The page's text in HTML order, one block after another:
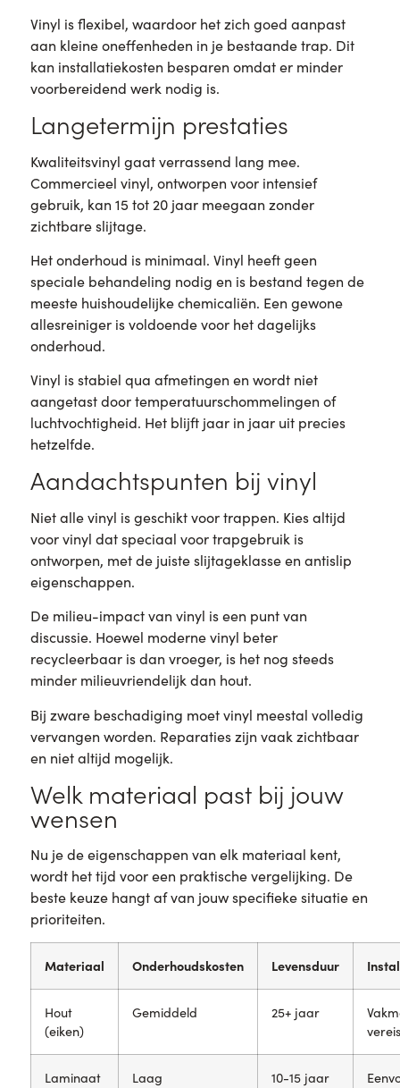
Vinyl is flexibel, waardoor het zich goed aanpast
aan kleine oneffenheden in je bestaande trap. Dit
kan installatiekosten besparen omdat er minder
voorbereidend werk nodig is.
Langetermijn prestaties
Kwaliteitsvinyl gaat verrassend lang mee.
Commercieel vinyl, ontworpen voor intensief
gebruik, kan 15 tot 20 jaar meegaan zonder
zichtbare slijtage.
Het onderhoud is minimaal. Vinyl heeft geen
speciale behandeling nodig en is bestand tegen de
meeste huishoudelijke chemicaliën. Een gewone
allesreiniger is voldoende voor het dagelijks
onderhoud.
Vinyl is stabiel qua afmetingen en wordt niet
aangetast door temperatuurschommelingen of
luchtvochtigheid. Het blijft jaar in jaar uit precies
hetzelfde.
Aandachtspunten bij vinyl
Niet alle vinyl is geschikt voor trappen. Kies altijd
voor vinyl dat speciaal voor trapgebruik is
ontworpen, met de juiste slijtageklasse en antislip
eigenschappen.
De milieu-impact van vinyl is een punt van
discussie. Hoewel moderne vinyl beter
recycleerbaar is dan vroeger, is het nog steeds
minder milieuvriendelijk dan hout.
Bij zware beschadiging moet vinyl meestal volledig
vervangen worden. Reparaties zijn vaak zichtbaar
en niet altijd mogelijk.
Welk materiaal past bij jouw
wensen
Nu je de eigenschappen van elk materiaal kent,
wordt het tijd voor een praktische vergelijking. De
beste keuze hangt af van jouw specifieke situatie en
prioriteiten.
Materiaal Onderhoudskosten Levensduur
Hout
(eiken)
Gemiddeld 25+ jaar
Laminaat Laag 10-15 jaar